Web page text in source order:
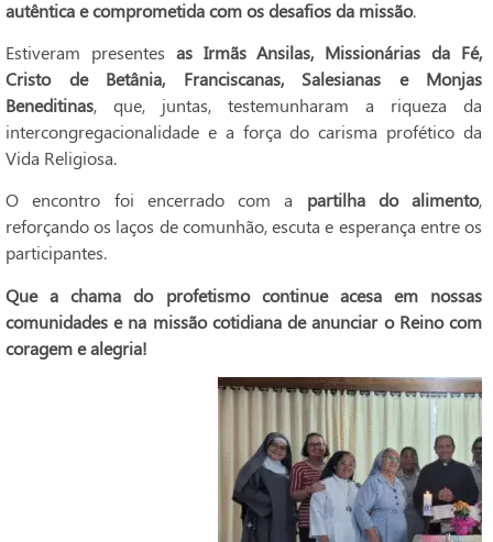
autêntica e comprometida com os desafios da missão.
Estiveram presentes as Irmãs Ansilas, Missionárias da Fé,
Cristo de Betânia, Franciscanas, Salesianas e Monjas
Beneditinas, que, juntas, testemunharam a riqueza da
intercongregacionalidade e a força do carisma profético da
Vida Religiosa.
O encontro foi encerrado com a partilha do alimento,
reforçando os laços de comunhão, escuta e esperança entre os
participantes.
Que a chama do profetismo continue acesa em nossas
comunidades e na missão cotidiana de anunciar o Reino com
coragem e alegria!